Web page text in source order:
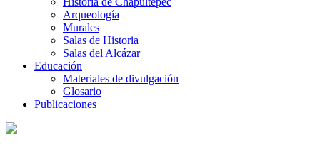
Arqueología
Murales
Salas de Historia
Salas del Alcázar
Educación
Materiales de divulgación
Glosario
Publicaciones